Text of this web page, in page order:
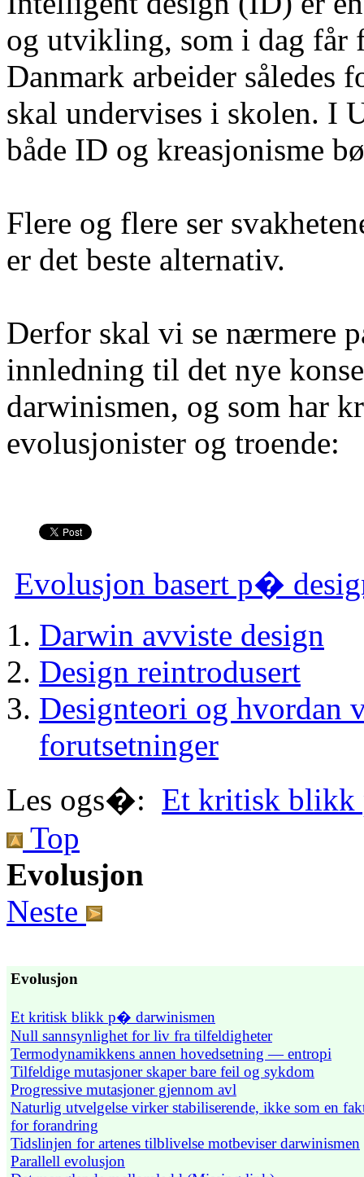
og utvikling, som i dag får
Danmark arbeider
skal undervises i skolen. I
både ID og kreasjonisme
Flere og flere ser
er det beste alternativ.
Derfor skal vi se nærmere
innledning til det nye
darwinismen, og som har
evolusjonister og troende:
Evolusjon basert p�
Darwin avviste design
Design reintrodusert
Designteori og
forutsetninger
Les ogs�: Et kritisk
Top
Evolusjon
Neste
Evolusjon
Et kritisk blikk p� darwinismen
Null sannsynlighet for liv fra tilfeldigheter
Termodynamikkens annen hovedsetning — entropi
Tilfeldige mutasjoner skaper bare feil og sykdom
Progressive mutasjoner gjennom avl
Naturlig utvelgelse virker stabiliserende, ikke som en
for forandring
Tidslinjen for artenes tilblivelse motbeviser darwinismen
Parallell evolusjon